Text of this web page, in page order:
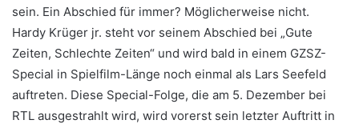
sein. Ein Abschied für immer? Möglicherweise nicht.
Hardy Krüger jr. steht vor seinem Abschied bei „Gute
Zeiten, Schlechte Zeiten“ und wird bald in einem GZSZ-
Special in Spielfilm-Länge noch einmal als Lars Seefeld
auftreten. Diese Special-Folge, die am 5. Dezember bei
RTL ausgestrahlt wird, wird vorerst sein letzter Auftritt in